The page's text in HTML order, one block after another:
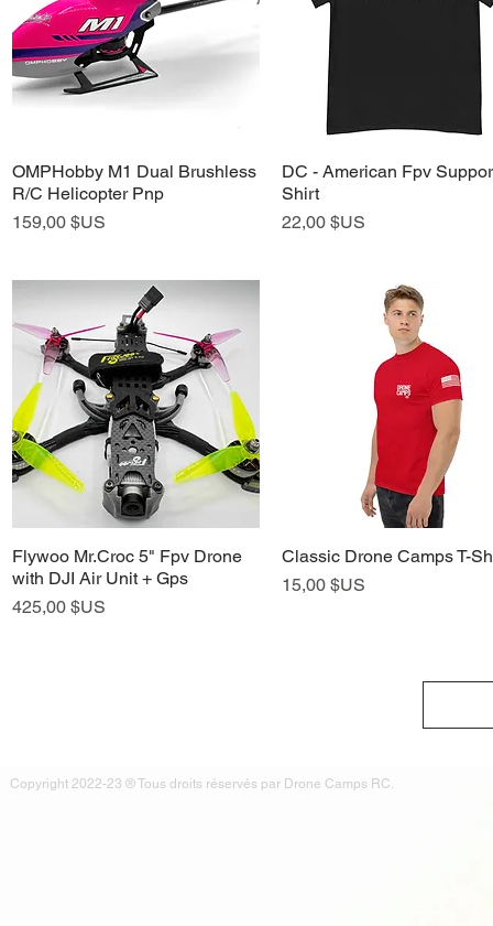
Aperçu rapide
OMPHobby M1 Dual Brushless
R/C Helicopter Pnp
Prix
159,00 $US
Aperçu rapide
DC - American Fpv
Shirt
Prix
22,00 $US
Aperçu rapide
Flywoo Mr.Croc 5" Fpv Drone
with DJI Air Unit + Gps
Prix
425,00 $US
Aperçu rapide
Classic Drone Camps T-
Prix
15,00 $US
Copyright 2022-23 ® Tous droits réservés par Drone Camps RC.